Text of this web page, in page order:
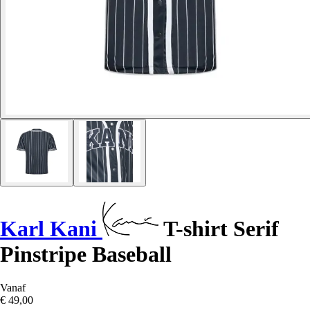
Karl Kani
T-shirt Serif
Pinstripe Baseball
Vanaf
€ 49,00